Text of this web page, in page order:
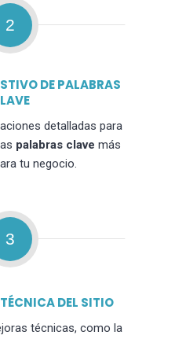
2
DE PALABRAS
detalladas para
palabras clave más
tu negocio.
3
DEL SITIO
técnicas, como la